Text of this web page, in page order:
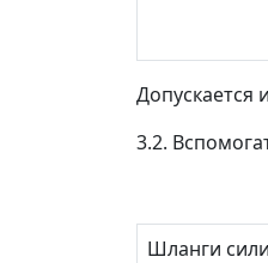
Допускается
3.2.
Шланги